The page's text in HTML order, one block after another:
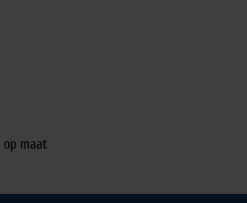
op maat